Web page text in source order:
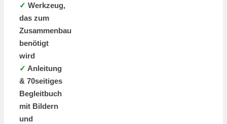
✓ Werkzeug,
das zum
Zusammenbau
benötigt
wird
✓ Anleitung
& 70seitiges
Begleitbuch
mit Bildern
und